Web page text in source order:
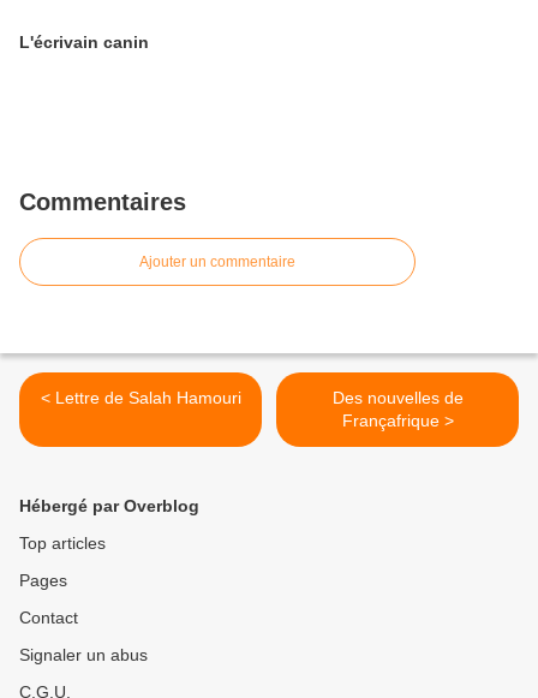
L'écrivain canin
Commentaires
Ajouter un commentaire
< Lettre de Salah Hamouri
Des nouvelles de
Françafrique >
Hébergé par Overblog
Top articles
Pages
Contact
Signaler un abus
C.G.U.